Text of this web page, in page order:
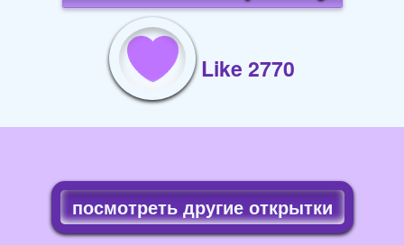
Like 2770
посмотреть другие открытки